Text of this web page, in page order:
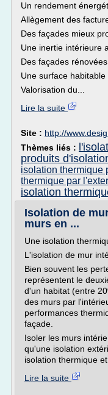
Un rendement
Allègement des
Des façades mieux
Une inertie intérieure
Des façades rénovées
Une surface
Valorisation du...
Lire la suite
Site : http://
Thèmes liés :
produits
isolation thermique
thermique par
isolation
Isolation de
murs en ...
Une isolation
L'isolation de mur
Bien souvent les
représentent le
d'un habitat (entre
des murs par
performances
façade.
Isoler les murs
qu'une isolation
isolation thermique
Lire la suite